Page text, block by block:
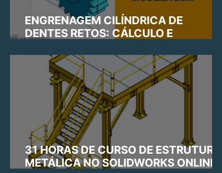
ENGRENAGEM CILÍNDRICA DE
DENTES RETOS: CÁLCULO E
31 HORAS DE CURSO DE ESTRUTURA
METÁLICA NO SOLIDWORKS ONLINE